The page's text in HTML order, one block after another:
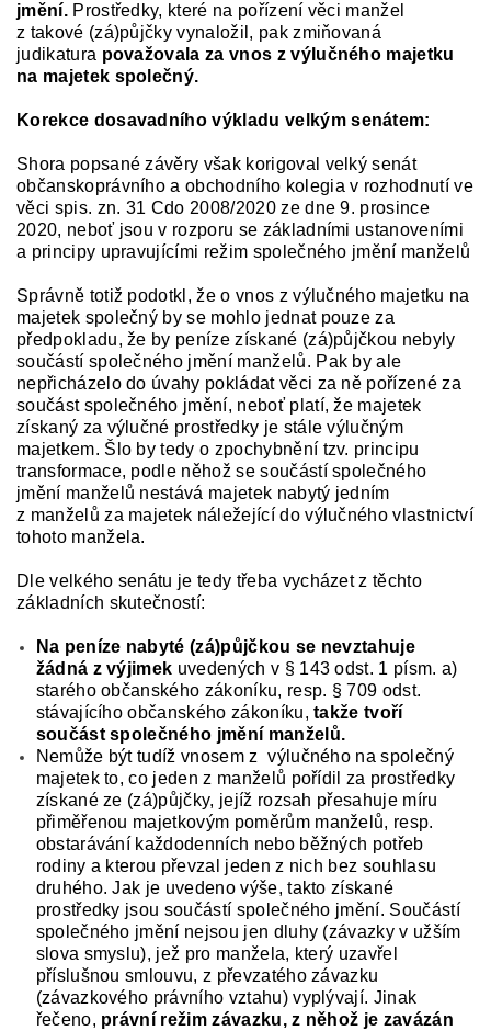
jmění.Prostředky, které na pořízení věci manžel
z takové (zá)půjčky vynaložil, pak zmiňovaná
judikatura považovala za vnos z výlučného majetku
na majetek společný.
Korekce dosavadního výkladu velkým senátem:
Shora popsané závěry však korigoval velký senát
občanskoprávního a obchodního kolegia v rozhodnutí ve
věci spis. zn. 31 Cdo 2008/2020 ze dne 9. prosince
2020, neboť jsou v rozporu se základními ustanoveními
a principy upravujícími režim společného jmění manželů
Správně totiž podotkl, že o vnos z výlučného majetku na
majetek společný by se mohlo jednat pouze za
předpokladu, že by peníze získané (zá)půjčkou nebyly
součástí společného jmění manželů. Pak by ale
nepřicházelo do úvahy pokládat věci za ně pořízené za
součást společného jmění, neboť platí, že majetek
získaný za výlučné prostředky je stále výlučným
majetkem. Šlo by tedy o zpochybnění tzv. principu
transformace, podle něhož se součástí společného
jmění manželů nestává majetek nabytý jedním
z manželů za majetek náležející do výlučného vlastnictví
tohoto manžela.
Dle velkého senátu je tedy třeba vycházet z těchto
základních skutečností:
Na peníze nabyté (zá)půjčkou se nevztahuje
žádná z výjimek uvedených v § 143 odst. 1 písm. a)
starého občanského zákoníku, resp. § 709 odst.
stávajícího občanského zákoníku,takže tvoří
součást společného jmění manželů.
Nemůže být tudíž vnosem z výlučného na společný
majetek to, co jeden z manželů pořídil za prostředky
získané ze (zá)půjčky, jejíž rozsah přesahuje míru
přiměřenou majetkovým poměrům manželů, resp.
obstarávání každodenních nebo běžných potřeb
rodiny a kterou převzal jeden z nich bez souhlasu
druhého. Jak je uvedeno výše, takto získané
prostředky jsou součástí společného jmění. Součástí
společného jmění nejsou jen dluhy (závazky v užším
slova smyslu), jež pro manžela, který uzavřel
příslušnou smlouvu, z převzatého závazku
(závazkového právního vztahu) vyplývají. Jinak
řečeno, právní režim závazku, z něhož je zavázán